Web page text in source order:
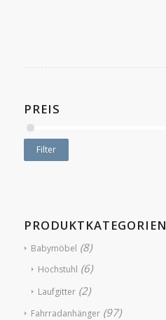
PREIS
Filter
PRODUKTKATEGORIEN
Babymöbel (8)
Hochstuhl (6)
Laufgitter (2)
Fahrradanhänger (97)